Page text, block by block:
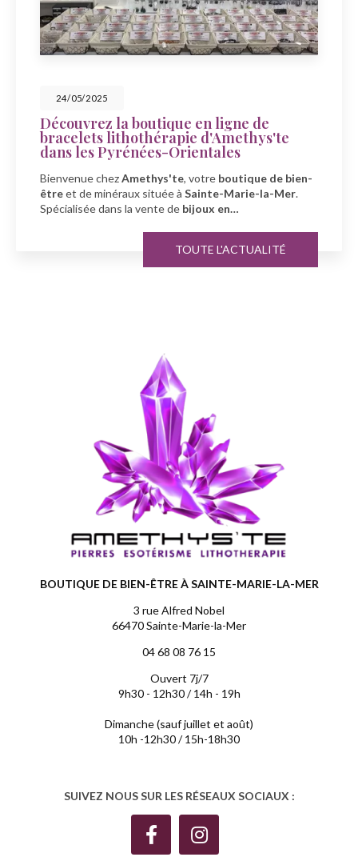
23/05/2025
Célébrez la fête des mers avec
Amethys'te à Sainte-Marie-la-Mer
À l'occasion de la fête des mers, découvrez la boutique
Amethys'te, votre spécialiste enbien-êtreet
minérauxàSainte-Marie-la-Mer…
TOUTE L'ACTUALITÉ
BOUTIQUE DE BIEN-ÊTRE À SAINTE-MARIE-LA-MER
3 rue Alfred Nobel
66470 Sainte-Marie-la-Mer
04 68 08 76 15
Ouvert 7j/7
9h30 - 12h30 / 14h - 19h
Dimanche (sauf juillet et août)
10h -12h30 / 15h-18h30
SUIVEZ NOUS SUR LES RÉSEAUX SOCIAUX :